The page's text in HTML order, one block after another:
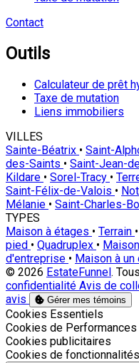
Contact
Outils
Calculateur de prêt
Taxe de mutation
Liens immobiliers
VILLES
Sainte-Béatrix • Saint-
des-Saints • Saint-Jean-
Kildare • Sorel-Tracy •
Saint-Félix-de-Valois •
Mélanie • Saint-Charles-
TYPES
Maison à étages • Terrain •
pied • Quadruplex •
d'entreprise • Maison à
© 2026 EstateFunnel.
confidentialité Avis de
avis
Gérer mes témoins
Activer
Cookies Essentiels
Activer
Cookies de Performances
Activer
Cookies publicitaires
Activer
Cookies de fonctionnalités